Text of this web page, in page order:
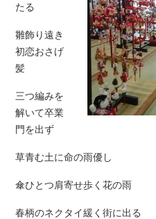
たる
雛飾り遠き
初恋おさげ
髪
三つ編みを
解いて卒業
門を出ず
草青む土に命の雨優し
傘ひとつ肩寄せ歩く花の雨
春柄のネクタイ緩く街に出る